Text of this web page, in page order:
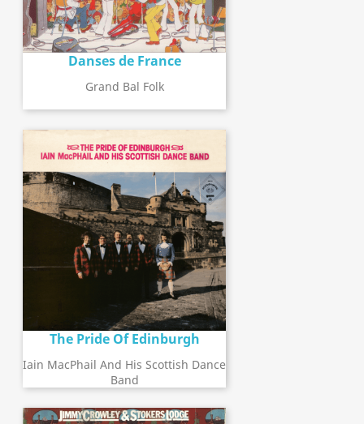
Danses de France
Grand Bal Folk
The Pride Of Edinburgh
Iain MacPhail And His Scottish Dance
Band